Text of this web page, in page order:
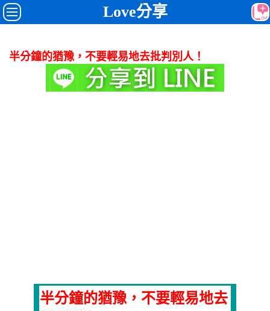
Love分享
半分鐘的猶豫，不要輕易地去批判別人！
半分鐘的猶豫，不要輕易地去